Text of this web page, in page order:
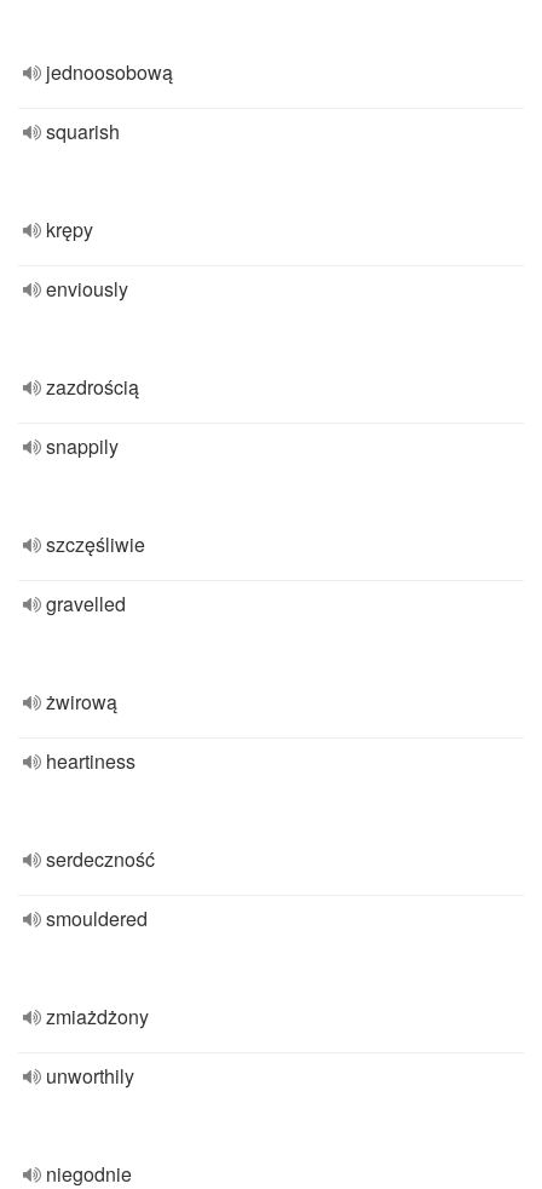
jednoosobową
squarish
krępy
enviously
zazdrością
snappily
szczęśliwie
gravelled
żwirową
heartiness
serdeczność
smouldered
zmiażdżony
unworthily
niegodnie